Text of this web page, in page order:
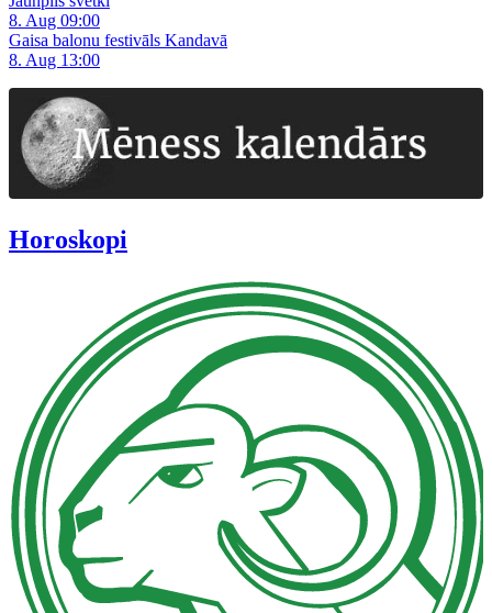
8. Aug 09:00
Gaisa balonu festivāls Kandavā
8. Aug 13:00
Horoskopi